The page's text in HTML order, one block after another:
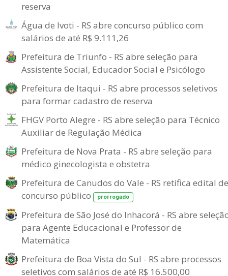
reserva
Água de Ivoti - RS abre concurso público com
salários de até R$ 9.111,26
Prefeitura de Triunfo - RS abre seleção para
Assistente Social, Educador Social e Psicólogo
Prefeitura de Itaqui - RS abre processos seletivos
para formar cadastro de reserva
FHGV Porto Alegre - RS abre seleção para Técnico
Auxiliar de Regulação Médica
Prefeitura de Nova Prata - RS abre seleção para
médico ginecologista e obstetra
Prefeitura de Canudos do Vale - RS retifica edital de
concurso público
prorrogado
Prefeitura de São José do Inhacorá - RS abre
para Agente Educacional e Professor de
Matemática
Prefeitura de Boa Vista do Sul - RS abre processos
seletivos com salários de até R$ 16.500,00